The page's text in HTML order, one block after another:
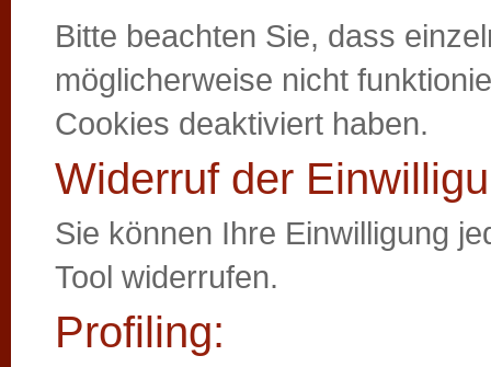
Bitte beachten Sie, dass
möglicherweise nicht
Cookies deaktiviert haben.
Widerruf der
Sie können Ihre Einwilligung
Tool widerrufen.
Profiling: